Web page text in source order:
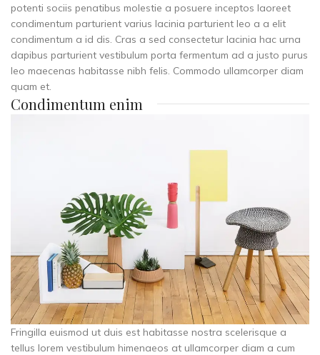
potenti sociis penatibus molestie a posuere inceptos laoreet
condimentum parturient varius lacinia parturient leo a a elit
condimentum a id dis. Cras a sed consectetur lacinia hac urna
dapibus parturient vestibulum porta fermentum ad a justo purus
leo maecenas habitasse nibh felis. Commodo ullamcorper diam
quam et.
Condimentum enim
Fringilla euismod ut duis est habitasse nostra scelerisque a
tellus lorem vestibulum himenaeos at ullamcorper diam a cum